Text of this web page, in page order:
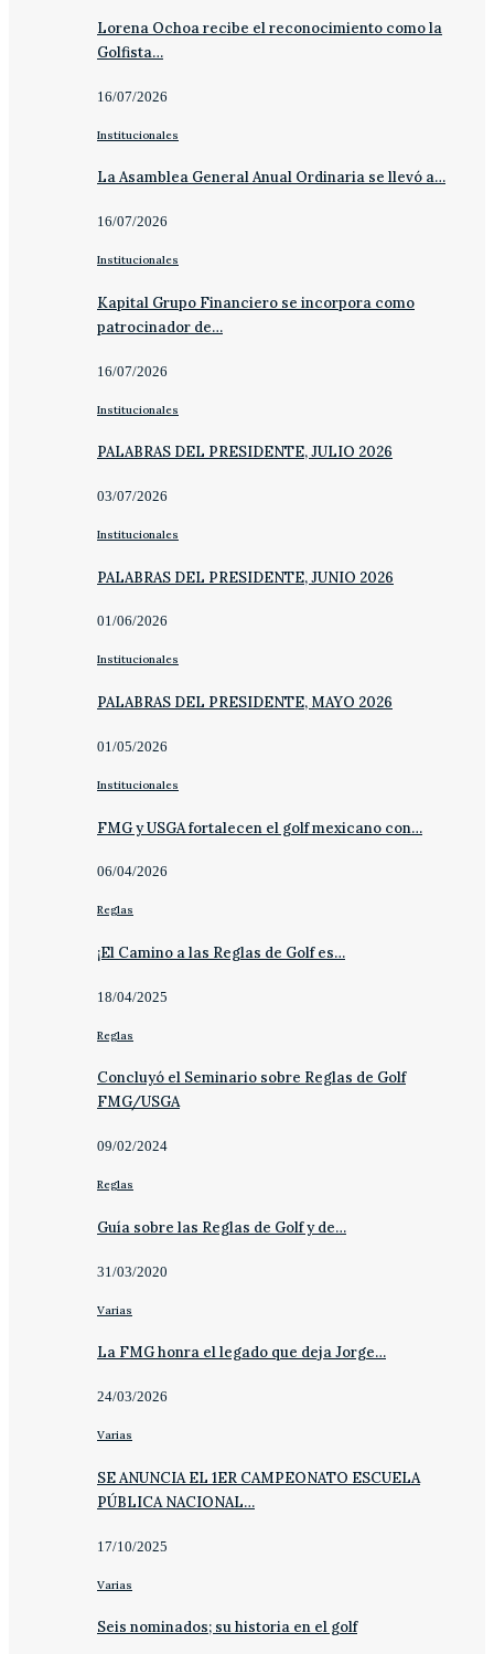
Lorena Ochoa recibe el reconocimiento como la
Golfista…
16/07/2026
Institucionales
La Asamblea General Anual Ordinaria se llevó a…
16/07/2026
Institucionales
Kapital Grupo Financiero se incorpora como
patrocinador de…
16/07/2026
Institucionales
PALABRAS DEL PRESIDENTE, JULIO 2026
03/07/2026
Institucionales
PALABRAS DEL PRESIDENTE, JUNIO 2026
01/06/2026
Institucionales
PALABRAS DEL PRESIDENTE, MAYO 2026
01/05/2026
Institucionales
FMG y USGA fortalecen el golf mexicano con…
06/04/2026
Reglas
¡El Camino a las Reglas de Golf es…
18/04/2025
Reglas
Concluyó el Seminario sobre Reglas de Golf
FMG/USGA
09/02/2024
Reglas
Guía sobre las Reglas de Golf y de…
31/03/2020
Varias
La FMG honra el legado que deja Jorge…
24/03/2026
Varias
SE ANUNCIA EL 1ER CAMPEONATO ESCUELA
PÚBLICA NACIONAL…
17/10/2025
Varias
Seis nominados; su historia en el golf